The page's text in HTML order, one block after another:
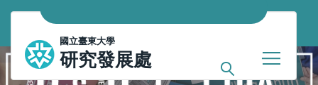
跳
主
內
國立臺東大學
研究發展處